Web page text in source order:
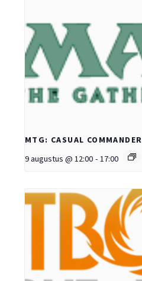
MTG: CASUAL COMMANDER
9 augustus @ 12:00 - 17:00